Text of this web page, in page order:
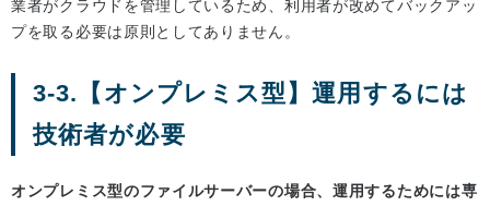
業者がクラウドを管理しているため、利用者が改めてバックアッ
プを取る必要は原則としてありません。
3-3.【オンプレミス型】運用するには
技術者が必要
オンプレミス型のファイルサーバーの場合、運用するためには専